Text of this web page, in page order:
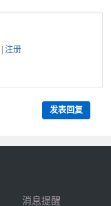
|注册
发表回复
消息提醒